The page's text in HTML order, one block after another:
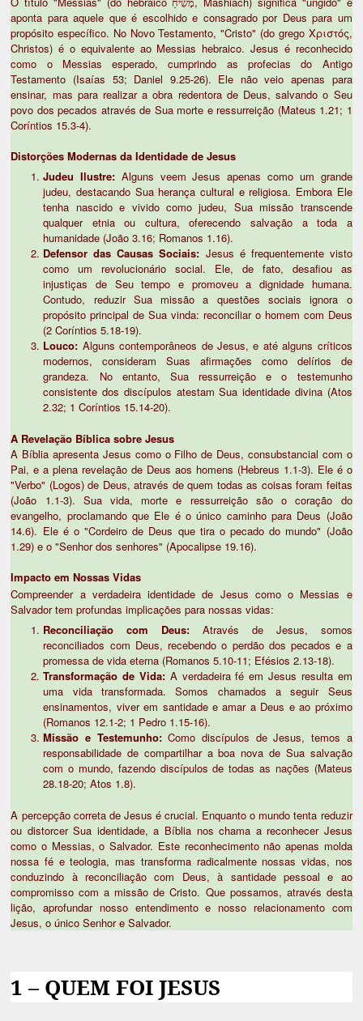
aponta para aquele que é escolhido e consagrado por Deus para um
propósito específico. No Novo Testamento, "Cristo" (do grego Χριστός,
Christos) é o equivalente ao Messias hebraico. Jesus é reconhecido
como o Messias esperado, cumprindo as profecias do Antigo
Testamento (Isaías 53; Daniel 9.25-26). Ele não veio apenas para
ensinar, mas para realizar a obra redentora de Deus, salvando o Seu
povo dos pecados através de Sua morte e ressurreição (Mateus 1.21; 1
Coríntios 15.3-4).
Distorções Modernas da Identidade de Jesus
Judeu Ilustre: Alguns veem Jesus apenas como um grande
judeu, destacando Sua herança cultural e religiosa. Embora Ele
tenha nascido e vivido como judeu, Sua missão transcende
qualquer etnia ou cultura, oferecendo salvação a toda a
humanidade (João 3.16; Romanos 1.16).
Defensor das Causas Sociais: Jesus é frequentemente visto
como um revolucionário social. Ele, de fato, desafiou as
injustiças de Seu tempo e promoveu a dignidade humana.
Contudo, reduzir Sua missão a questões sociais ignora o
propósito principal de Sua vinda: reconciliar o homem com Deus
(2 Coríntios 5.18-19).
Louco: Alguns contemporâneos de Jesus, e até alguns críticos
modernos, consideram Suas afirmações como delírios de
grandeza. No entanto, Sua ressurreição e o testemunho
consistente dos discípulos atestam Sua identidade divina (Atos
2.32; 1 Coríntios 15.14-20).
A Revelação Bíblica sobre Jesus
A Bíblia apresenta Jesus como o Filho de Deus, consubstancial com o
Pai, e a plena revelação de Deus aos homens (Hebreus 1.1-3). Ele é o
"Verbo" (Logos) de Deus, através de quem todas as coisas foram feitas
(João 1.1-3). Sua vida, morte e ressurreição são o coração do
evangelho, proclamando que Ele é o único caminho para Deus (João
14.6). Ele é o "Cordeiro de Deus que tira o pecado do mundo" (João
1.29) e o "Senhor dos senhores" (Apocalipse 19.16).
Impacto em Nossas Vidas
Compreender a verdadeira identidade de Jesus como o Messias e
Salvador tem profundas implicações para nossas vidas:
Reconciliação com Deus: Através de Jesus, somos
reconciliados com Deus, recebendo o perdão dos pecados e a
promessa de vida eterna (Romanos 5.10-11; Efésios 2.13-18).
Transformação de Vida: A verdadeira fé em Jesus resulta em
uma vida transformada. Somos chamados a seguir Seus
ensinamentos, viver em santidade e amar a Deus e ao próximo
(Romanos 12.1-2; 1 Pedro 1.15-16).
Missão e Testemunho:Como discípulos de Jesus, temos a
responsabilidade de compartilhar a boa nova de Sua salvação
com o mundo, fazendo discípulos de todas as nações (Mateus
28.18-20; Atos 1.8).
A percepção correta de Jesus é crucial. Enquanto o mundo tenta reduzir
ou distorcer Sua identidade, a Bíblia nos chama a reconhecer Jesus
como o Messias, o Salvador. Este reconhecimento não apenas molda
nossa fé e teologia, mas transforma radicalmente nossas vidas, nos
conduzindo à reconciliação com Deus, à santidade pessoal e ao
compromisso com a missão de Cristo. Que possamos, através desta
lição, aprofundar nosso entendimento e nosso relacionamento com
Jesus, o único Senhor e Salvador.
1 – QUEM FOI JESUS